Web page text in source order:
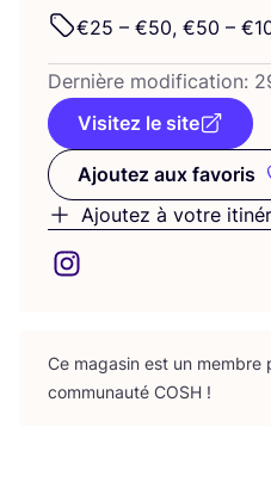
€25 – €50, €50 – €
Der­nière modi­fi­ca­tion:
Visitez le site
Ajoutez aux favoris
Ajoutez
Ajoutez à votre
Ce maga­sin est un membre
com­mu­nau­té COSH !